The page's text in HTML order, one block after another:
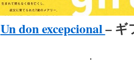
Un don excepcional– ギ
.